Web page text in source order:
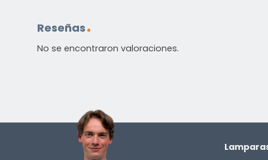
Reseñas
No se encontraron valoraciones.